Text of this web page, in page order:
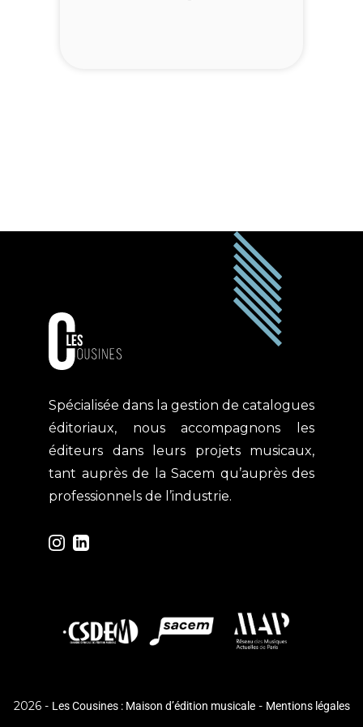
Spécialisée dans la gestion de catalogues
éditoriaux, nous accompagnons les
éditeurs dans leurs projets musicaux,
tant auprès de la Sacem qu’auprès des
professionnels de l’industrie.
2026 - Les Cousines : Maison d’édition musicale- Mentions légales